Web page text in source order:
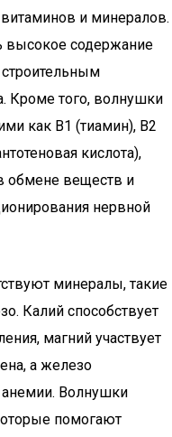
и минералов.
высокое содержание
Кроме того, волнушки
как B1 (тиамин), B2
кислота),
обмене веществ и
нервной
минералы, такие
Калий способствует
магний участвует
а железо
Волнушки
помогают